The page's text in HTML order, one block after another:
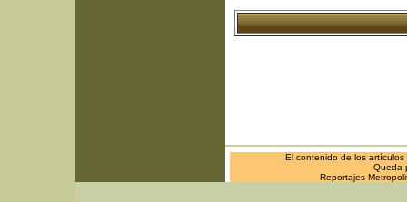
El contenido de los
Queda
Reportajes